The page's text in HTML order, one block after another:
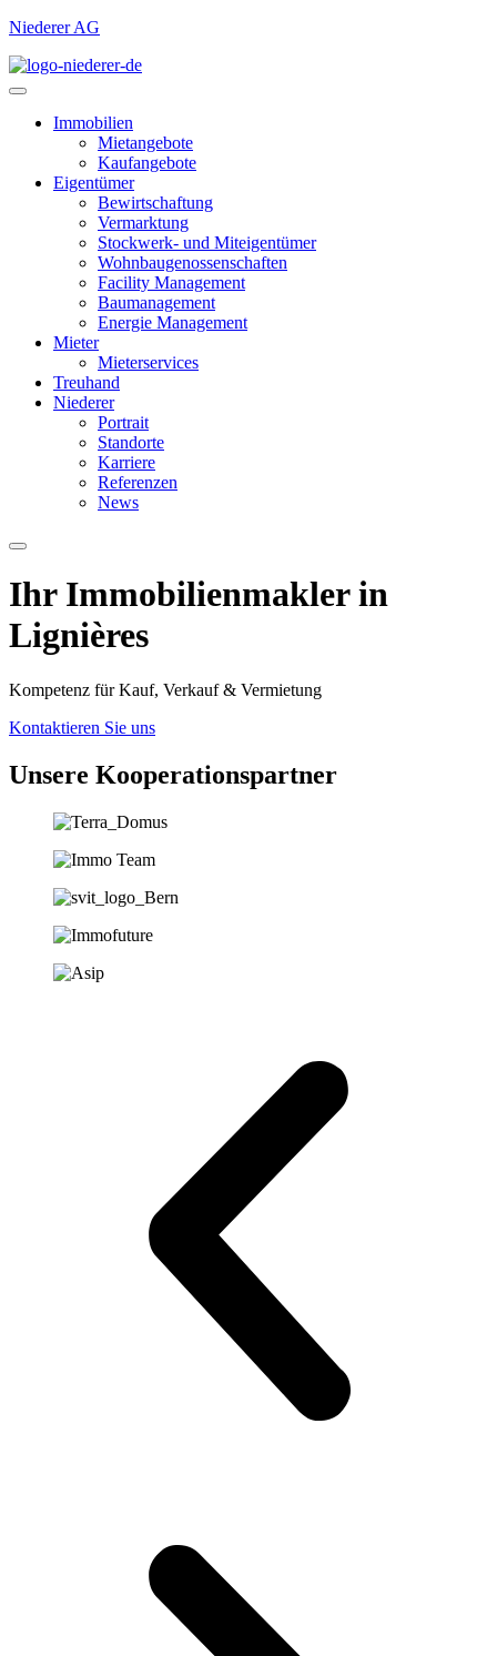
Niederer AG
Immobilien
Mietangebote
Kaufangebote
Eigentümer
Bewirtschaftung
Vermarktung
Stockwerk- und Miteigentümer
Wohnbaugenossenschaften
Facility Management
Baumanagement
Energie Management
Mieter
Mieterservices
Treuhand
Niederer
Portrait
Standorte
Karriere
Referenzen
News
Ihr Immobilien­­­makler in
Lignières
Kompetenz für Kauf, Verkauf & Vermietung
Kontaktieren Sie uns
Unsere Koopera­tions­partner